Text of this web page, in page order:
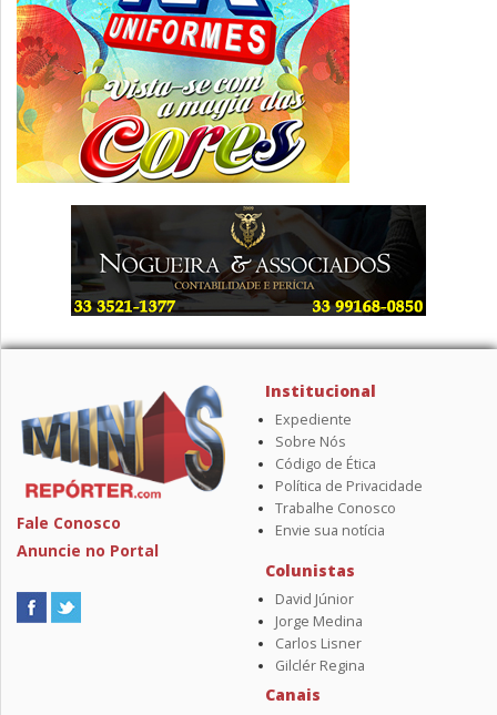
Fale Conosco
Anuncie no Portal
Institucional
Expediente
Sobre Nós
Código de Ética
Política de Privacidade
Trabalhe Conosco
Envie sua notícia
Colunistas
David Júnior
Jorge Medina
Carlos Lisner
Gilclér Regina
Canais